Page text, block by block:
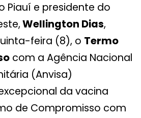
Piauí e presidente do
Wellington Dias,
feira (8), o Termo
com a Agência Nacional
(Anvisa)
da vacina
de Compromisso com